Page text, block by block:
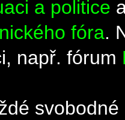
a politice
fóra.
např. fórum